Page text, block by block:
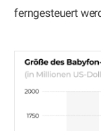
ferngesteuert